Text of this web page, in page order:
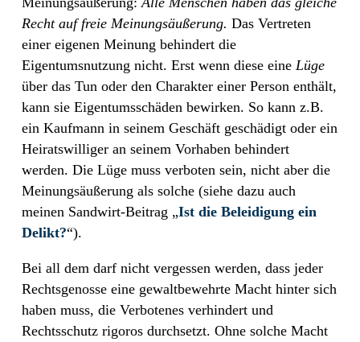
Recht auf freie Meinungsäußerung. Das Vertreten
einer eigenen Meinung behindert die
Eigentumsnutzung nicht. Erst wenn diese eine Lüge
über das Tun oder den Charakter einer Person enthält,
kann sie Eigentumsschäden bewirken. So kann z.B.
ein Kaufmann in seinem Geschäft geschädigt oder ein
Heiratswilliger an seinem Vorhaben behindert
werden. Die Lüge muss verboten sein, nicht aber die
Meinungsäußerung als solche (siehe dazu auch
meinen Sandwirt-Beitrag „Ist die Beleidigung ein
Delikt?“).
Bei all dem darf nicht vergessen werden, dass jeder
Rechtsgenosse eine gewaltbewehrte Macht hinter sich
haben muss, die Verbotenes verhindert und
Rechtsschutz rigoros durchsetzt. Ohne solche Macht